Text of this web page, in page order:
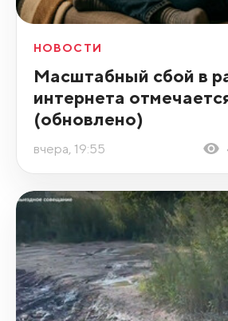
НОВОСТИ
Масштабный сбой в
интернета
(обновлено)
вчера, 19:55